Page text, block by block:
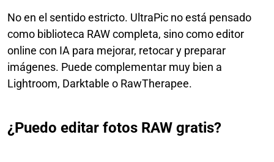
No en el sentido estricto. UltraPic no está pensado
como biblioteca RAW completa, sino como editor
online con IA para mejorar, retocar y preparar
imágenes. Puede complementar muy bien a
Lightroom, Darktable o RawTherapee.
¿Puedo editar fotos RAW gratis?